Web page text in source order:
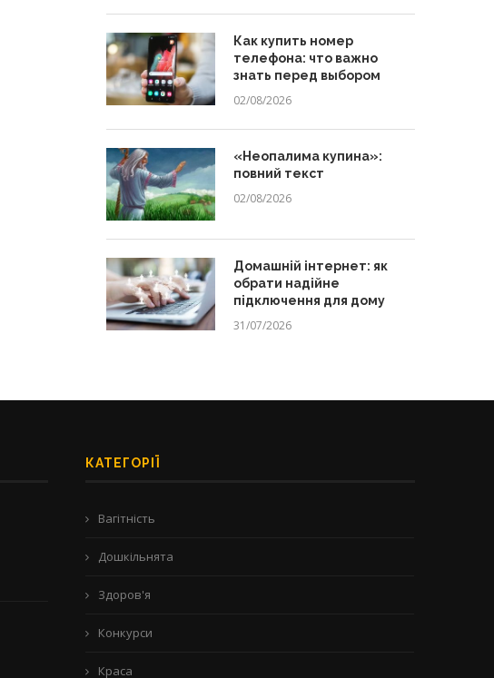
Как купить номер
телефона: что важно
знать перед выбором
02/08/2026
«Неопалима купина»:
повний текст
02/08/2026
Домашній інтернет: як
обрати надійне
підключення для дому
31/07/2026
КАТЕГОРІЇ
Вагітність
Дошкільнята
Здоров'я
Конкурси
Краса